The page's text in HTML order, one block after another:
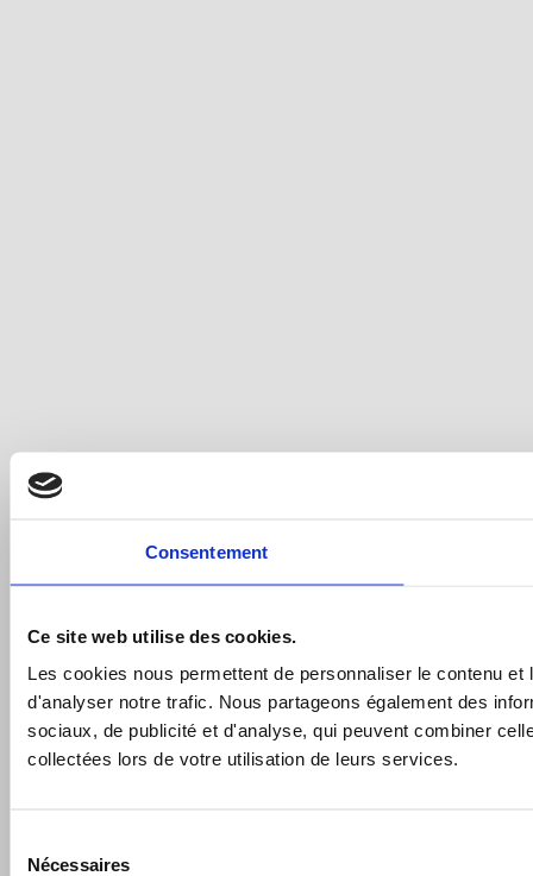
Consentement
Ce site web utilise des cookies.
Les cookies nous permettent de personnaliser le contenu
d'analyser notre trafic. Nous partageons également des
sociaux, de publicité et d'analyse, qui peuvent combiner
collectées lors de votre utilisation de leurs services.
Nécessaires